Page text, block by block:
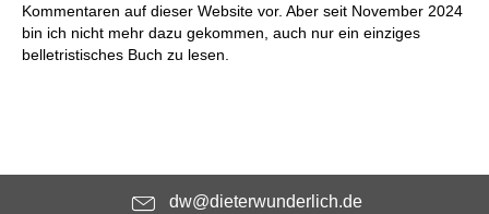
Kommentaren auf dieser Website vor. Aber seit November 2024
bin ich nicht mehr dazu gekommen, auch nur ein einziges
belletristisches Buch zu lesen.
dw@dieterwunderlich.de